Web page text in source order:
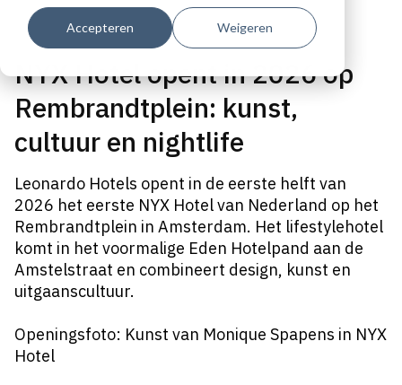
Accepteren Weigeren
Tags:hotels
Gepubliceerd op: 11 december 2025
NYX Hotel opent in 2026 op
Rembrandtplein: kunst,
cultuur en nightlife
Leonardo Hotels opent in de eerste helft van
2026 het eerste NYX Hotel van Nederland op het
Rembrandtplein in Amsterdam. Het lifestylehotel
komt in het voormalige Eden Hotelpand aan de
Amstelstraat en combineert design, kunst en
uitgaanscultuur.
Openingsfoto: Kunst van Monique Spapens in NYX
Hotel